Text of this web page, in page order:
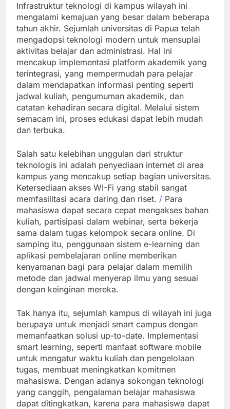
Infrastruktur teknologi di kampus wilayah ini
mengalami kemajuan yang besar dalam beberapa
tahun akhir. Sejumlah universitas di Papua telah
mengadopsi teknologi modern untuk mensuplai
aktivitas belajar dan administrasi. Hal ini
mencakup implementasi platform akademik yang
terintegrasi, yang mempermudah para pelajar
dalam mendapatkan informasi penting seperti
jadwal kuliah, pengumuman akademik, dan
catatan kehadiran secara digital. Melalui sistem
semacam ini, proses edukasi dapat lebih mudah
dan terbuka.
Salah satu kelebihan unggulan dari struktur
teknologis ini adalah penyediaan internet di area
kampus yang mencakup setiap bagian universitas.
Ketersediaan akses WI-Fi yang stabil sangat
memfasilitasi acara daring dan riset. / Para
mahasiswa dapat secara cepat mengakses bahan
kuliah, partisipasi dalam webinar, serta bekerja
sama dalam tugas kelompok secara online. Di
samping itu, penggunaan sistem e-learning dan
aplikasi pembelajaran online memberikan
kenyamanan bagi para pelajar dalam memilih
metode dan jadwal menyerap ilmu yang sesuai
dengan keinginan mereka.
Tak hanya itu, sejumlah kampus di wilayah ini juga
berupaya untuk menjadi smart campus dengan
memanfaatkan solusi up-to-date. Implementasi
smart learning, seperti manfaat software mobile
untuk mengatur waktu kuliah dan pengelolaan
tugas, membuat meningkatkan komitmen
mahasiswa. Dengan adanya sokongan teknologi
yang canggih, pengalaman belajar mahasiswa
dapat ditingkatkan, karena para mahasiswa dapat